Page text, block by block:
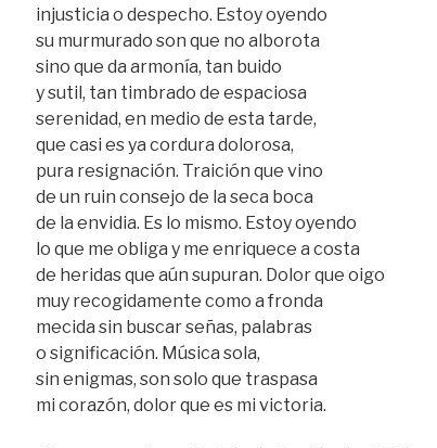
injusticia o despecho. Estoy oyendo
su murmurado son que no alborota
sino que da armonía, tan buido
y sutil, tan timbrado de espaciosa
serenidad, en medio de esta tarde,
que casi es ya cordura dolorosa,
pura resignación. Traición que vino
de un ruin consejo de la seca boca
de la envidia. Es lo mismo. Estoy oyendo
lo que me obliga y me enriquece a costa
de heridas que aún supuran. Dolor que oigo
muy recogidamente como a fronda
mecida sin buscar señas, palabras
o significación. Música sola,
sin enigmas, son solo que traspasa
mi corazón, dolor que es mi victoria.